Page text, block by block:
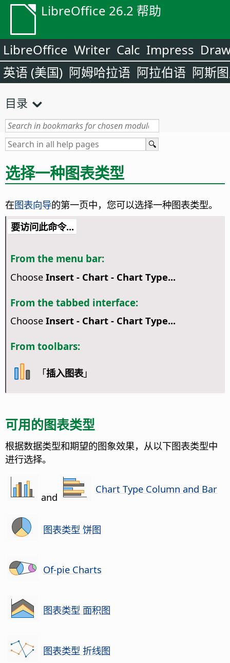
LibreOffice 26.2 帮助
LibreOffice Writer Calc Impress
英语 (美国) 阿姆哈拉语 阿拉伯语 阿斯
目录
选择一种图表类型
在图表向导的第一页中，您可以选择一种图表类型。
要访问此命令...
From the menu bar:
Choose Insert - Chart - Chart Type...
From the tabbed interface:
Choose Insert - Chart - Chart Type...
From toolbars:
「插入图表」
可用的图表类型
根据数据类型和期望的图象效果，从以下图表类型中
进行选择。
and
Chart Type Column and Bar
图表类型 饼图
Of-pie Charts
图表类型 面积图
图表类型 折线图